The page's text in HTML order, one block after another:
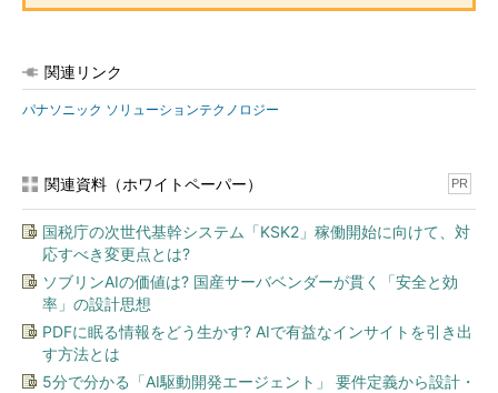
関連リンク
パナソニック ソリューションテクノロジー
関連資料（ホワイトペーパー） PR
国税庁の次世代基幹システム「KSK2」稼働開始に向けて、対
応すべき変更点とは?
ソブリンAIの価値は? 国産サーバベンダーが貫く「安全と効
率」の設計思想
PDFに眠る情報をどう生かす? AIで有益なインサイトを引き出
す方法とは
5分で分かる「AI駆動開発エージェント」 要件定義から設計・